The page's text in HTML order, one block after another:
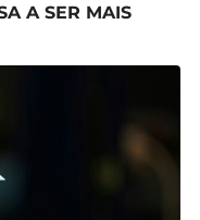
A SER MAIS